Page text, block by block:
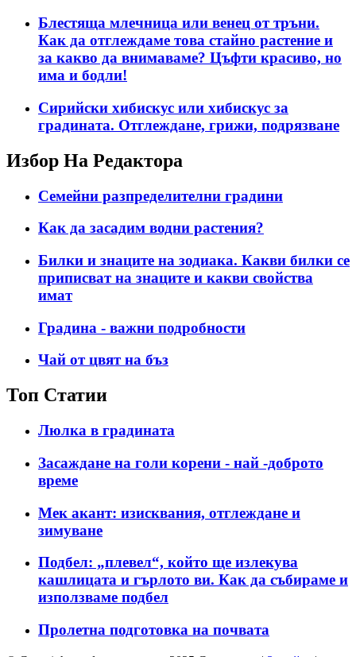
Блестяща млечница или венец от тръни.
Как да отглеждаме това стайно растение и
за какво да внимаваме? Цъфти красиво, но
има и бодли!
Сирийски хибискус или хибискус за
градината. Отглеждане, грижи, подрязване
Избор На Редактора
Семейни разпределителни градини
Как да засадим водни растения?
Билки и знаците на зодиака. Какви билки се
приписват на знаците и какви свойства
имат
Градина - важни подробности
Чай от цвят на бъз
Топ Статии
Люлка в градината
Засаждане на голи корени - най -доброто
време
Мек акант: изисквания, отглеждане и
зимуване
Подбел: „плевел“, който ще излекува
кашлицата и гърлото ви. Как да събираме и
използваме подбел
Пролетна подготовка на почвата